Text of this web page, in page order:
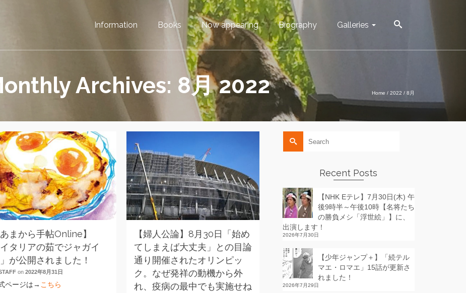
Information Books Now appearing Biography Galleries
Archives: 8月 2022 Home / 2022 / 8月
あまから手帖Online】
イタリアの茹でジャガイ
が公開されました！
on2022年8月31日
ページは→ こちら
【婦人公論】8月30日「始め
てしまえば大丈夫」との目論
通り開催されたオリンピッ
ク。なぜ発祥の動機から外
れ、疫病の最中でも実施せね
Search
for:
Recent Posts
【NHK Eテレ】7月30日(木) 午
後9時半～午後10時【名将たち
の勝負メシ「浮世絵」】に、
出演します！
2026年7月30日
【少年ジャンプ＋】「続テル
マエ・ロマエ」15話が更新さ
れました！
2026年7月29日